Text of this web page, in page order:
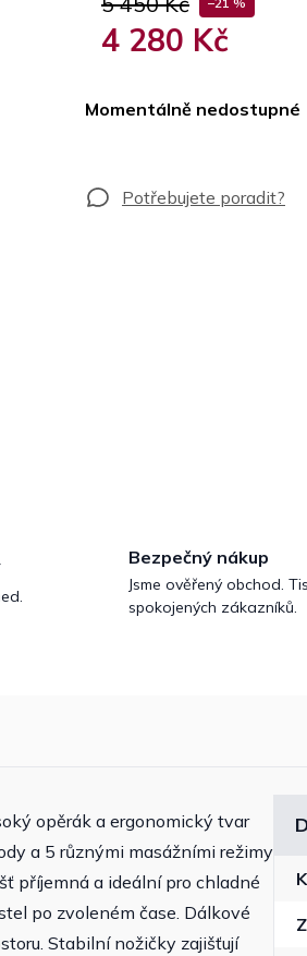
4 280 Kč
Momentálně nedostupné
Bezpečný nákup
Jsme ověřený obchod.
spokojených zákazníků.
opěrák a ergonomický tvar
a 5 různými masážními režimy
příjemná a ideální pro chladné
po zvoleném čase. Dálkové
Stabilní nožičky zajišťují